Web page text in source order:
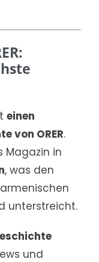
einen
von ORER.
Magazin in
, was den
unterstreicht.
und